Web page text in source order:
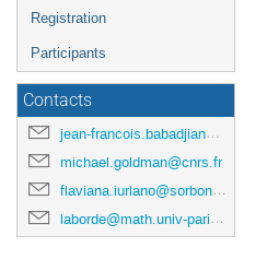
Registration
Participants
Contacts
jean-francois.babadjian@universite-paris-saclay.fr
michael.goldman@cnrs.fr
flaviana.iurlano@sorbonne-universite.fr
laborde@math.univ-paris-diderot.fr